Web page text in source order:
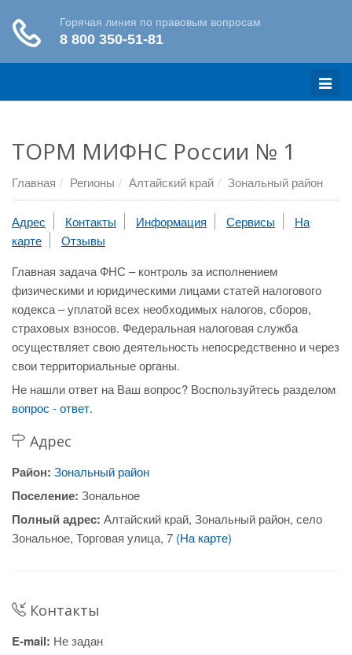
Меню
ТОРМ МИФНС России № 1
Главная Регионы Алтайский край Зональный район
Адрес Контакты Информация Сервисы
На
карте
Отзывы
Главная задача ФНС – контроль за исполнением
физическими и юридическими лицами статей налогового
кодекса – уплатой всех необходимых налогов, сборов,
страховых взносов. Федеральная налоговая служба
осуществляет свою деятельность непосредственно и через
свои территориальные органы.
Не нашли ответ на Ваш вопрос? Воспользуйтесь разделом
вопрос - ответ.
Адрес
Район: Зональный район
Поселение: Зональное
Полный адрес: Алтайский край, Зональный район, село
Зональное, Торговая улица, 7 (На карте)
Контакты
E-mail: Не задан